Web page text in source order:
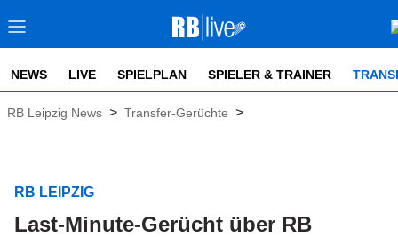
NEWS LIVE SPIELPLAN SPIELER & TRAINER
RB Leipzig News > Transfer-Gerüchte >
RB LEIPZIG
Last-Minute-Gerücht über RB